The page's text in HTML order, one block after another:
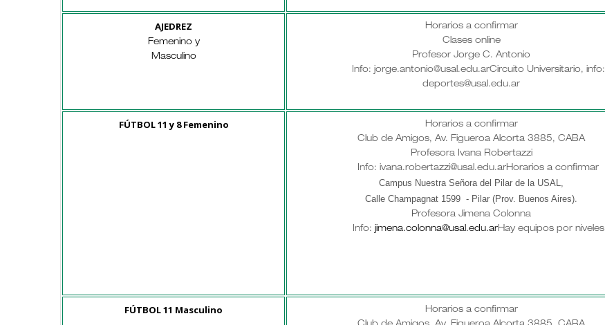
AJEDREZ
Femenino y
Masculino
Horarios a confirmar
Clases online
Profesor Jorge C. Antonio
Info: jorge.antonio@usal.edu.arCircuito Universitario, info:
deportes@usal.edu.ar
FÚTBOL 11 y 8 Femenino
Horarios a confirmar
Club de Amigos, Av. Figueroa Alcorta 3885, CABA
Profesora Ivana Robertazzi
Info: ivana.robertazzi@usal.edu.arHorarios a confirmar
Campus Nuestra Señora del Pilar de la USAL,
Calle Champagnat 1599 - Pilar (Prov. Buenos Aires).
Profesora Jimena Colonna
Info: jimena.colonna@usal.edu.arHay equipos por niveles
FÚTBOL 11 Masculino
Horarios a confirmar